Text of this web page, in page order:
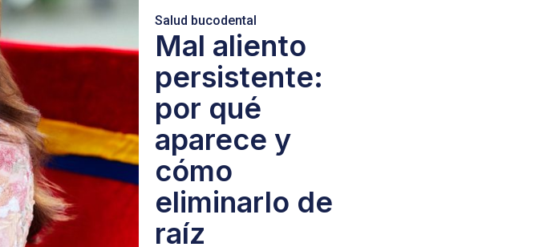
Salud bucodental
Mal aliento
persistente:
por qué
aparece y
cómo
eliminarlo de
raíz